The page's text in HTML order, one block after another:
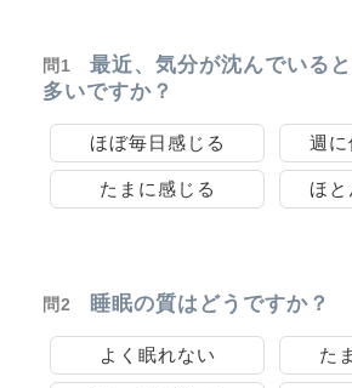
問1
最近、気分が沈んでいる
多いですか？
ほぼ毎日感じる 週に
たまに感じる ほと
問2 睡眠の質はどうですか？
よく眠れない た